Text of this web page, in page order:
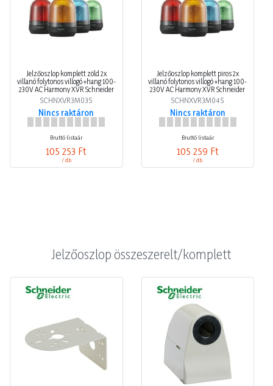
Jelzőoszlop komplett zöld 2x
villanó folytonos villogó +hang 100-
230V AC Harmony XVR Schneider
SCHNXVR3M03S
Nincs raktáron
Bruttó listaár
105 253 Ft
/ db
Jelzőoszlop komplett piros 2x
villanó folytonos villogó +hang 100-
230V AC Harmony XVR Schneider
SCHNXVR3M04S
Nincs raktáron
Bruttó listaár
105 259 Ft
/ db
Jelzőoszlop összeszerelt/komplett